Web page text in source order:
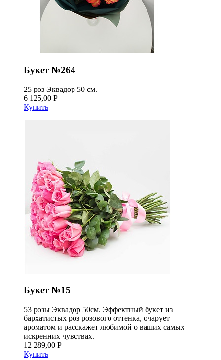
Букет №264
25 роз Эквадор 50 см.
6 125,00 Р
Купить
Букет №15
53 розы Эквадор 50см. Эффектный букет из
бархатистых роз розового оттенка, очарует
ароматом и расскажет любимой о ваших самых
искренних чувствах.
12 289,00 Р
Купить